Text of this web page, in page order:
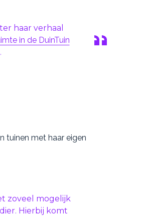
haar verhaal
in de DuinTuin
tuinen met haar eigen
zoveel mogelijk
Hierbij komt